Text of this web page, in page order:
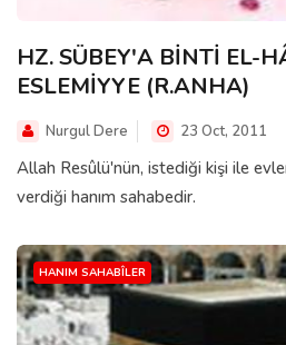
HZ. SÜBEY'A BİNTİ EL-
ESLEMİYYE (R.ANHA)
Nurgul Dere 23 Oct, 2011
Allah Resûlü'nün, istediği kişi ile
verdiği hanım sahabedir.
HANIM SAHABÎLER